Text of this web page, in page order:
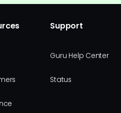
Support
Guru Help Center
Status